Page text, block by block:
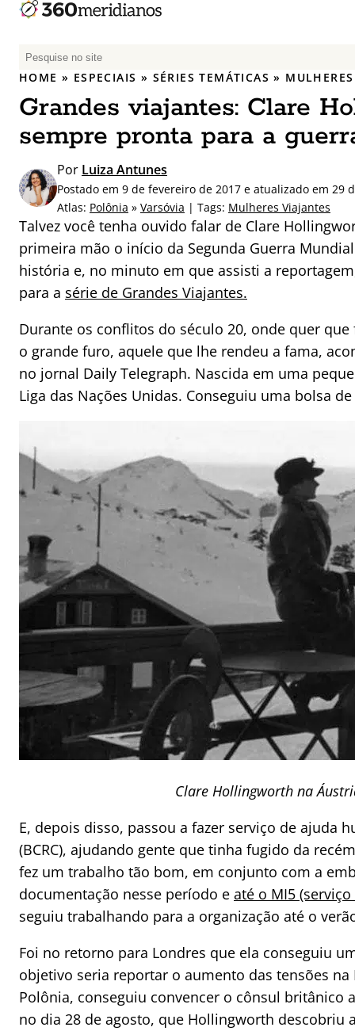
P
e
q
u
i
a
r
p
o
r
:
HOME » ESPECIAIS » SÉRIES TEMÁTICAS »
Grandes viajantes: Clare
sempre pronta para a
Por Luiza Antunes
Postado em 9 de fevereiro de 2017 e atualizado em 29
Atlas: Polônia » Varsóvia | Tags: Mulheres Viajantes
Talvez você tenha ouvido falar de Clare
primeira mão o início da Segunda Guerra
história e, no minuto em que assisti a
para a série de Grandes Viajantes.
Durante os conflitos do século 20, onde quer
o grande furo, aquele que lhe rendeu a fama,
no jornal Daily Telegraph. Nascida em uma
Liga das Nações Unidas. Conseguiu uma bolsa
Clare Hollingworth na
E, depois disso, passou a fazer serviço de ajuda
(BCRC), ajudando gente que tinha fugido da
fez um trabalho tão bom, em conjunto com a
documentação nesse período e até o MI5
seguiu trabalhando para a organização até o
Foi no retorno para Londres que ela conseguiu
objetivo seria reportar o aumento das tensões
Polônia, conseguiu convencer o cônsul
no dia 28 de agosto, que Hollingworth descobriu